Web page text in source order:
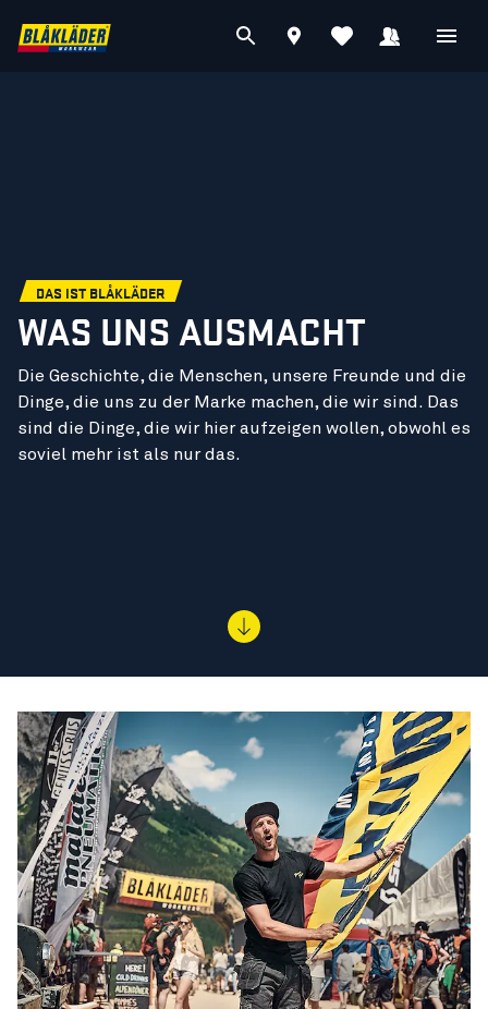
DAS IST BLÅKLÄDER
WAS UNS AUSMACHT
Die Geschichte, die Menschen, unsere Freunde und die
Dinge, die uns zu der Marke machen, die wir sind. Das
sind die Dinge, die wir hier aufzeigen wollen, obwohl es
soviel mehr ist als nur das.